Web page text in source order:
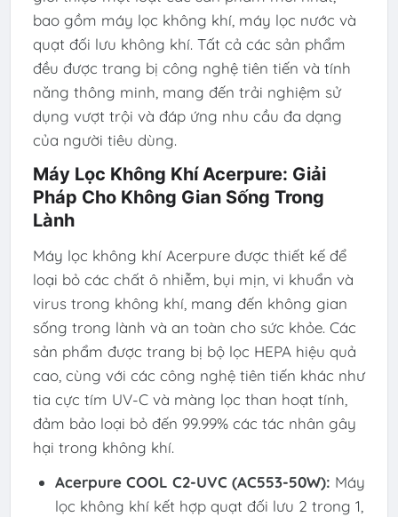
bao gồm máy lọc không khí, máy lọc nước và
quạt đối lưu không khí. Tất cả các sản phẩm
đều được trang bị công nghệ tiên tiến và tính
năng thông minh, mang đến trải nghiệm sử
dụng vượt trội và đáp ứng nhu cầu đa dạng
của người tiêu dùng.
Máy Lọc Không Khí Acerpure: Giải
Pháp Cho Không Gian Sống Trong
Lành
Máy lọc không khí Acerpure được thiết kế để
loại bỏ các chất ô nhiễm, bụi mịn, vi khuẩn và
virus trong không khí, mang đến không gian
sống trong lành và an toàn cho sức khỏe. Các
sản phẩm được trang bị bộ lọc HEPA hiệu quả
cao, cùng với các công nghệ tiên tiến khác như
tia cực tím UV-C và màng lọc than hoạt tính,
đảm bảo loại bỏ đến 99.99% các tác nhân gây
hại trong không khí.
Acerpure COOL C2-UVC (AC553-50W): Máy
lọc không khí kết hợp quạt đối lưu 2 trong 1,